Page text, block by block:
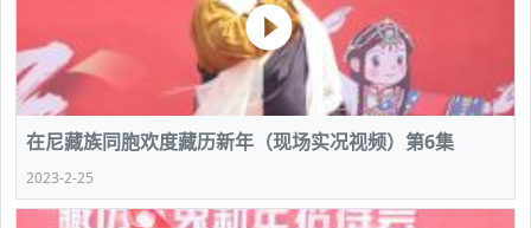
在尼藏族同胞欢度藏历新年（现场实况视频）第6集
2023-2-25